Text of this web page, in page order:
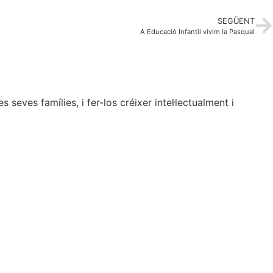
SEGÜENT
A Educació Infantil vivim la Pasqua!
seves famílies, i fer-los créixer intel·lectualment i